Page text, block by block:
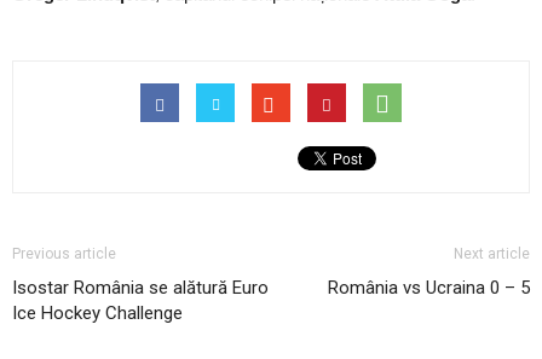
Previous article
Isostar România se alătură Euro
Ice Hockey Challenge
Next article
România vs Ucraina 0 – 5